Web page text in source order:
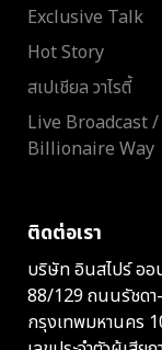
Exclusive Talk
Hot Story
สเปเชียล วาไรตี้
Live Broadcast
Billionaire Way
ติดต่อเรา
บริษัท อินสไปร์ ออ
88/129 ถนนรัชดา
กรุงเทพมหานคร